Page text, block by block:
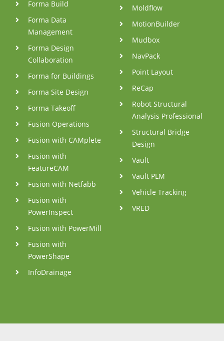
Forma Build
Forma Data
Management
Forma Design
Collaboration
Forma for Buildings
Forma Site Design
Forma Takeoff
Fusion Operations
Fusion with CAMplete
Fusion with
FeatureCAM
Fusion with Netfabb
Fusion with
PowerInspect
Fusion with PowerMill
Fusion with
PowerShape
InfoDrainage
Moldflow
MotionBuilder
Mudbox
NavPack
Point Layout
ReCap
Robot Structural
Analysis Professional
Structural Bridge
Design
Vault
Vault PLM
Vehicle Tracking
VRED